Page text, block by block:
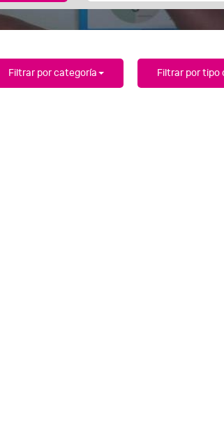
Filtrar por categoría Filtrar por tipo